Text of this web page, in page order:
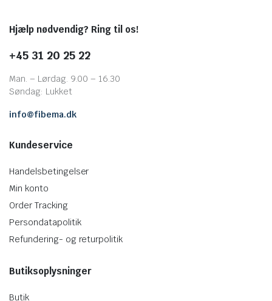
Hjælp nødvendig? Ring til os!
+45 31 20 25 22
Man. – Lørdag. 9.00 – 16.30
Søndag: Lukket
info@fibema.dk
Kundeservice
Handelsbetingelser
Min konto
Order Tracking
Persondatapolitik
Refundering- og returpolitik
Butiksoplysninger
Butik